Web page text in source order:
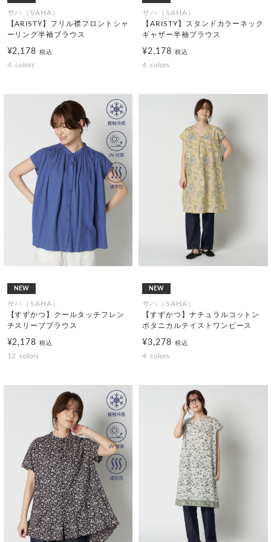
サハ（SAHA）
【ARISTY】フリル襟フロントシャ
ーリング半袖ブラウス
¥2,178税込
4 colors
サハ（SAHA）
【ARISTY】スタンドカラーネック
ギャザー半袖ブラウス
¥2,178 税込
4 colors
NEW
サハ（SAHA）
【すずかつ】クールタッチフレン
チスリーブブラウス
¥2,178税込
12 colors
NEW
サハ（SAHA）
【すずかつ】ナチュラルコットン
ボタニカルテイストワンピース
¥3,278 税込
4 colors